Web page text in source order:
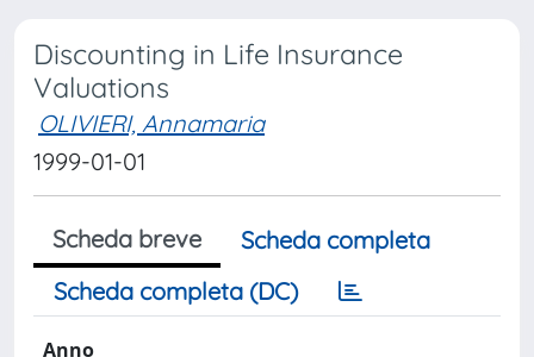
Discounting in Life Insurance
Valuations
OLIVIERI, Annamaria
1999-01-01
Scheda breve
Scheda completa
Scheda completa (DC)
Anno